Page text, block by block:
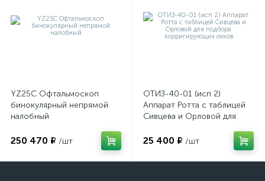
YZ25C Офтальмоскоп
бинокулярный непрямой
налобный
250 470 ₽ /шт
ОТИЗ-40-01 (исп 2)
Аппарат Ротта с таблицей
Сивцева и Орловой для
очков
25 400 ₽ /шт